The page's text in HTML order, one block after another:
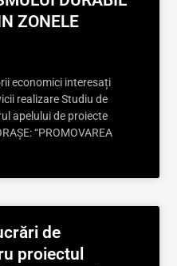
ZONELE
economici interesați
realizare Studiu de
apelului de proiecte
“PROMOVAREA
de
proiectul